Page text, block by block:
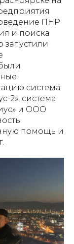
ПНР
и поиска
запустили
система
2», система
и ООО
помощь и